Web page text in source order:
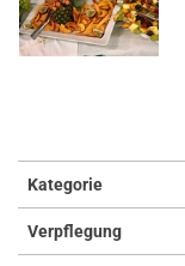
Kategorie
Verpflegung